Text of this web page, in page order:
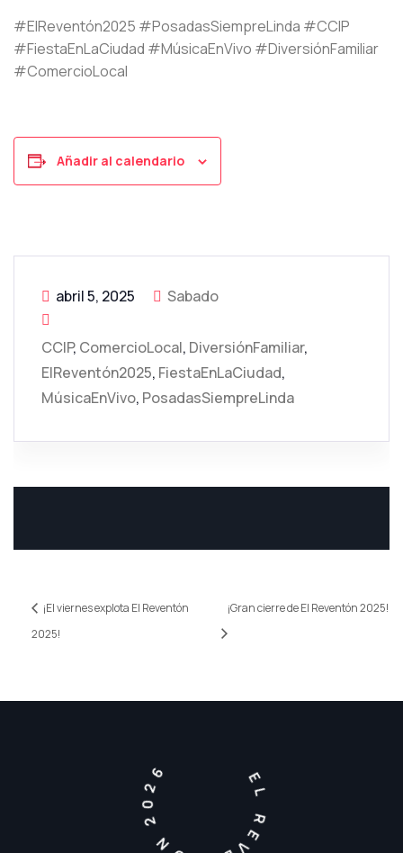
#ElReventón2025 #PosadasSiempreLinda #CCIP
#FiestaEnLaCiudad #MúsicaEnVivo #DiversiónFamiliar
#ComercioLocal
Añadir al calendario
abril 5, 2025 Sabado
CCIP, ComercioLocal, DiversiónFamiliar,
ElReventón2025, FiestaEnLaCiudad,
MúsicaEnVivo, PosadasSiempreLinda
¡El viernes explota El Reventón
2025!
¡Gran cierre de El Reventón 2025!
EL REVENTON 2026